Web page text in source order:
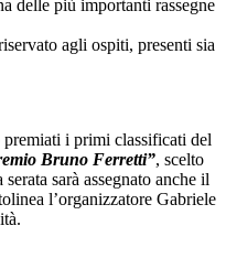
delle più importanti rassegne
agli ospiti, presenti sia
i primi classificati del
Bruno Ferretti”, scelto
sarà assegnato anche il
l’organizzatore Gabriele